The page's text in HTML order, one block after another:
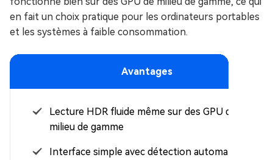
en fait un choix pratique pour les ordinateurs portables
et les systèmes à faible consommation.
Avantages
Lecture HDR fluide même sur des GPU de
milieu de gamme
Interface simple avec détection automatique du